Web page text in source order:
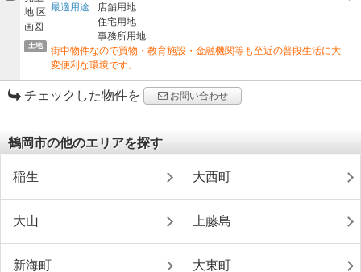
土地
最適用途
店舗用地
住宅用地
事務所用地
街中物件なので買物・教育施設・金融機関等も至近の普段生活に大
変便利な環境です。
チェックした物件を お問い合わせ
鶴岡市の他のエリアを探す
稲生 大西町
大山 上藤島
新海町 大東町